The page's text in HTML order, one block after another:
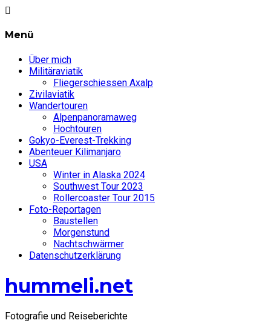
Menü
Über mich
Militäraviatik
Fliegerschiessen Axalp
Zivilaviatik
Wandertouren
Alpenpanoramaweg
Hochtouren
Gokyo-Everest-Trekking
Abenteuer Kilimanjaro
USA
Winter in Alaska 2024
Southwest Tour 2023
Rollercoaster Tour 2015
Foto-Reportagen
Baustellen
Morgenstund
Nachtschwärmer
Datenschutzerklärung
hummeli.net
Fotografie und Reiseberichte